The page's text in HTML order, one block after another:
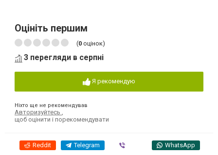
Оцініть першим
(0 оцінок)
3 перегляди в серпні
Я рекомендую
Ніхто ще не рекомендував
Авторизуйтесь
щоб оцінити і порекомендувати
Reddit Telegram WhatsApp